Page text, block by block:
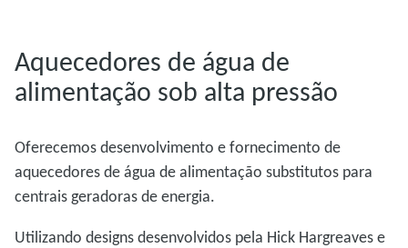
Aquecedores de água de
alimentação sob alta pressão
Oferecemos desenvolvimento e fornecimento de
aquecedores de água de alimentação substitutos para
centrais geradoras de energia.
Utilizando designs desenvolvidos pela Hick Hargreaves e